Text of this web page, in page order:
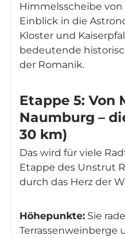
Himmelsscheibe
Einblick in die
Kloster und
bedeutende
der Romanik.
Etappe 5: Von
Naumburg –
30 km)
Das wird für viele
Etappe des Unstrut
durch das Herz der
Höhepunkte: Sie
Terrassenweinberge